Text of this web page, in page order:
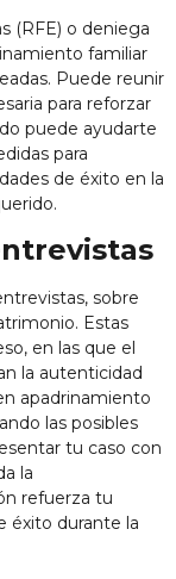
(RFE) o deniega
familiar
Puede reunir
para reforzar
puede ayudarte
para
de éxito en la
sobre
Estas
en las que el
la autenticidad
apadrinamiento
las posibles
tu caso con
la
refuerza tu
éxito durante la